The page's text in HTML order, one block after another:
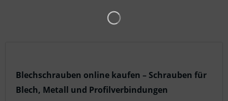
Blechschrauben online kaufen – Schrauben für
Blech, Metall und Profilverbindungen